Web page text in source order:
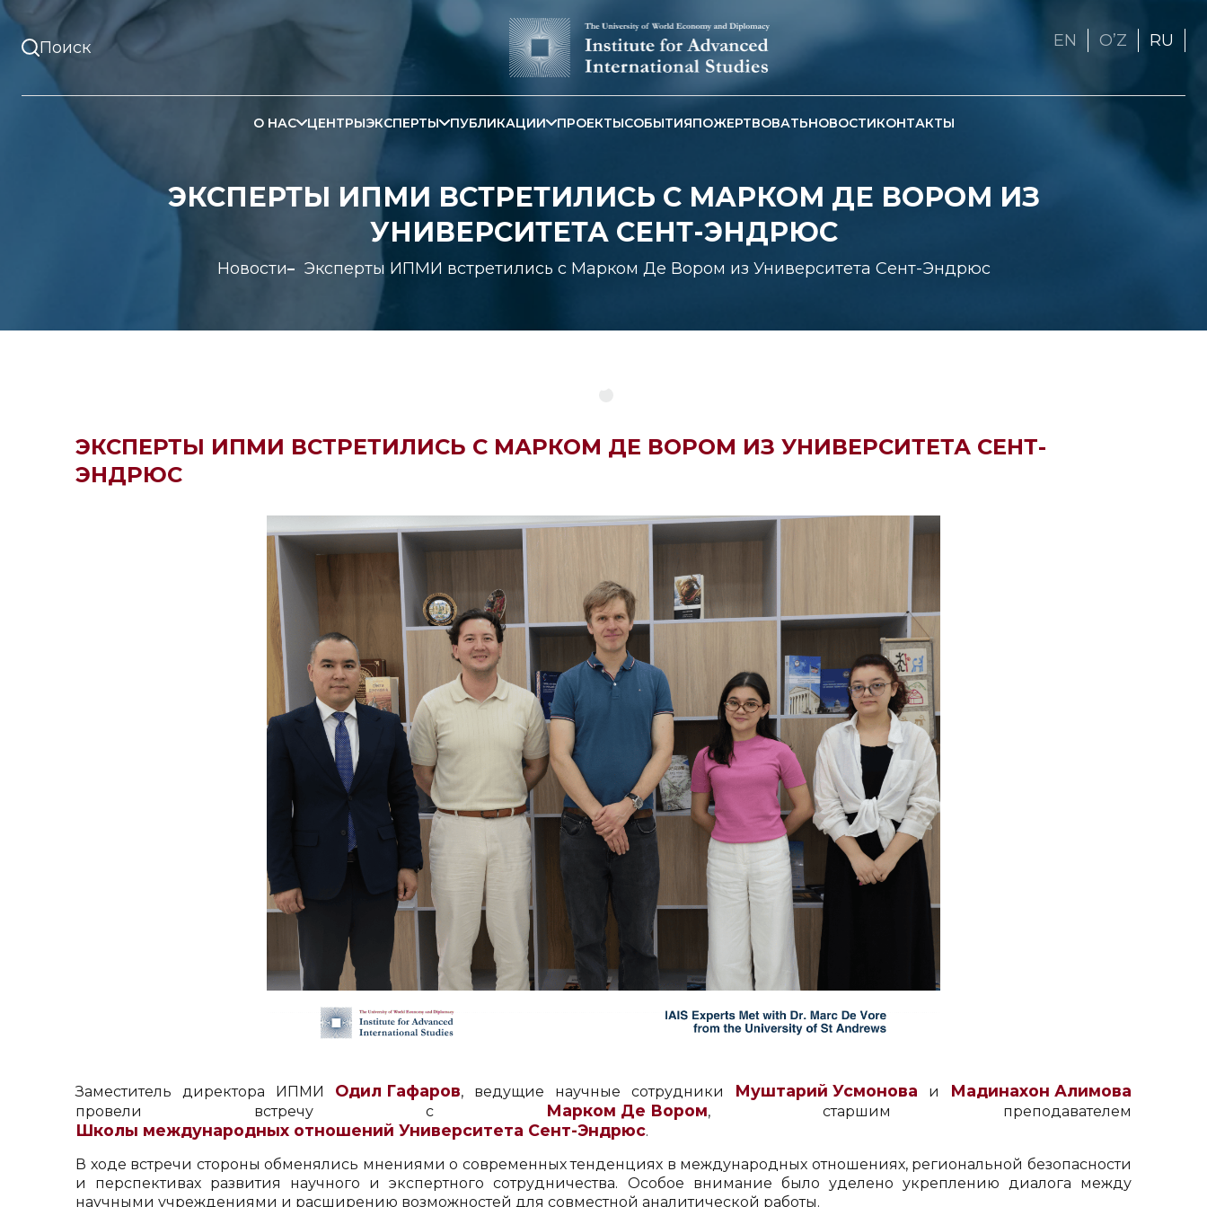
EN OʼZ RU
О НАС ЦЕНТРЫЭКСПЕРТЫ ПУБЛИКАЦИИ ПРОЕКТЫСОБЫТИЯПОЖЕРТВОВАТЬНОВОСТИКОНТАКТЫ
ЭКСПЕРТЫ ИПМИ ВСТРЕТИЛИСЬ С МАРКОМ ДЕ ВОРОМ ИЗ
УНИВЕРСИТЕТА СЕНТ-ЭНДРЮС
Новости Эксперты ИПМИ встретились с Марком Де Вором из Университета Сент-Эндрюс
ЭКСПЕРТЫ ИПМИ ВСТРЕТИЛИСЬ С МАРКОМ ДЕ ВОРОМ ИЗ УНИВЕРСИТЕТА СЕНТ-
ЭНДРЮС
Заместитель директора ИПМИ Одил Гафаров, ведущие научные сотрудники Муштарий Усмонова и Мадинахон Алимова
провели встречу с Марком Де Вором, старшим преподавателем
Школы международных отношений Университета Сент-Эндрюс.
В ходе встречи стороны обменялись мнениями о современных тенденциях в международных отношениях, региональной безопасности
и перспективах развития научного и экспертного сотрудничества. Особое внимание было уделено укреплению диалога между
научными учреждениями и расширению возможностей для совместной аналитической работы.